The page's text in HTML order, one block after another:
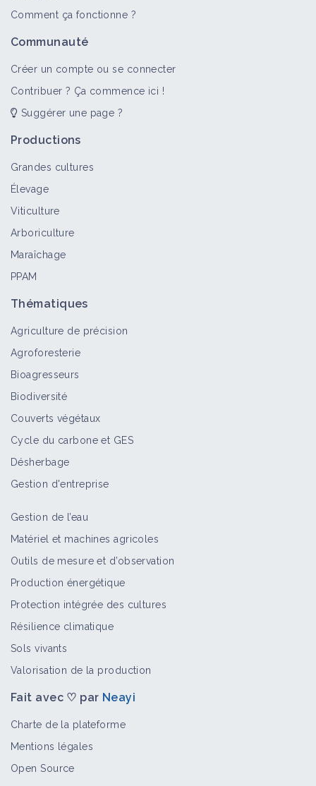
Insecte (bioagresseur)
Teignes
Scolytes
Comment ça fonctionne ?
Communauté
Créer un compte ou se connecter
Contribuer ? Ça commence ici !
Suggérer une page ?
Productions
Grandes cultures
Élevage
Viticulture
Arboriculture
Maraîchage
PPAM
Thématiques
Agriculture de précision
Agroforesterie
Bioagresseurs
Biodiversité
Couverts végétaux
Cycle du carbone et GES
Désherbage
Gestion d'entreprise
Gestion de l’eau
Matériel et machines agricoles
Outils de mesure et d’observation
Production énergétique
Protection intégrée des cultures
Résilience climatique
Sols vivants
Valorisation de la production
Fait avec ♡ par Neayi
Charte de la plateforme
Mentions légales
Open Source